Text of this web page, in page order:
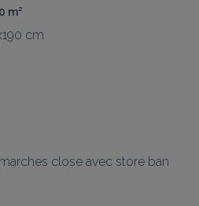
m²
cm
close avec store ban